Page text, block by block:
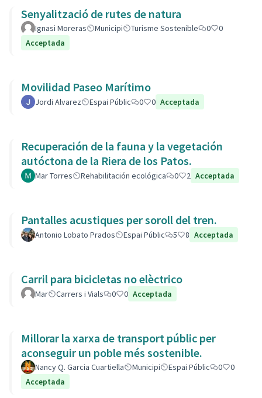
Senyalització de rutes de natura
Ignasi Moreras Municipi Turisme Sostenible 0
0
Acceptada
Movilidad Paseo Marítimo
Jordi Alvarez Espai Públic 0 0 Acceptada
Recuperación de la fauna y la vegetación
autóctona de la Riera de los Patos.
Mar Torres Rehabilitación ecológica 0 2 Acceptada
Pantalles acustiques per soroll del tren.
Antonio Lobato Prados Espai Públic 5 8 Acceptada
Carril para bicicletas no elèctrico
Mar Carrers i Vials 0 0 Acceptada
Millorar la xarxa de transport públic per
aconseguir un poble més sostenible.
Nancy Q. Garcia Cuartiella Municipi Espai Públic 0
0
Acceptada